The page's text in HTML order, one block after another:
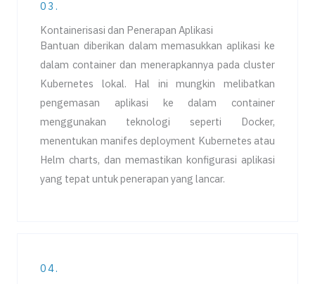
03.
Kontainerisasi dan Penerapan Aplikasi
Bantuan diberikan dalam memasukkan aplikasi ke
dalam container dan menerapkannya pada cluster
Kubernetes lokal. Hal ini mungkin melibatkan
pengemasan aplikasi ke dalam container
menggunakan teknologi seperti Docker,
menentukan manifes deployment Kubernetes atau
Helm charts, dan memastikan konfigurasi aplikasi
yang tepat untuk penerapan yang lancar.
04.